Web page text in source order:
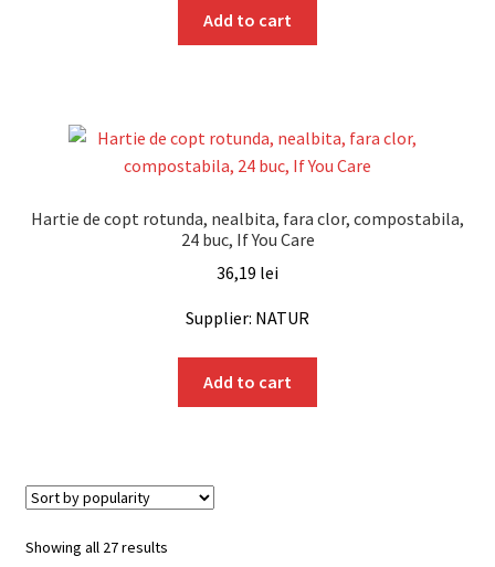
Add to cart
Hartie de copt rotunda, nealbita, fara clor, compostabila,
24 buc, If You Care
36,19 lei
Supplier: NATUR
Add to cart
Showing all 27 resultsSorted